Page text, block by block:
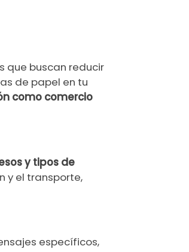
que buscan reducir
de papel en tu
como comercio
y tipos de
y el transporte,
específicos,